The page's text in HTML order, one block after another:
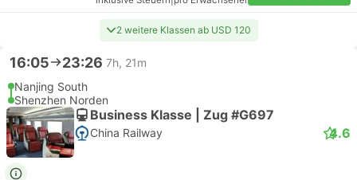
2 weitere Klassen ab USD 120
16:05 23:26 7h, 21m
Nanjing South
Shenzhen Norden
Business Klasse | Zug #G697
China Railway 4.6